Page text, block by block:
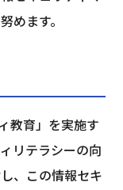
めます。
教育」を実施す
リテラシーの向
、この情報セキ